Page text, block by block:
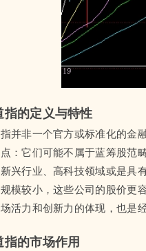
指的定义与特性
并非一个官方或标准化的金
：它们可能不属于蓝筹股范
兴行业、高科技领域或是具
模较小，这些公司的股价更
活力和创新力的体现，也是
指的市场作用